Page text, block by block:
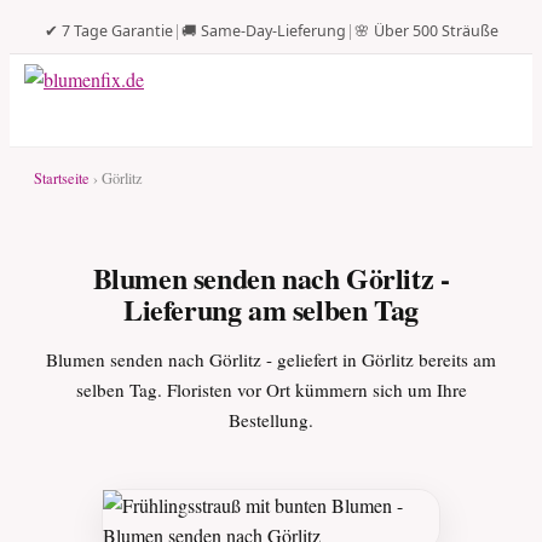
✔ 7 Tage Garantie|🚚 Same-Day-Lieferung |🌸 Über 500 Sträuße
Startseite › Görlitz
Blumen senden nach Görlitz -
Lieferung am selben Tag
Blumen senden nach Görlitz - geliefert in Görlitz bereits am
selben Tag. Floristen vor Ort kümmern sich um Ihre
Bestellung.